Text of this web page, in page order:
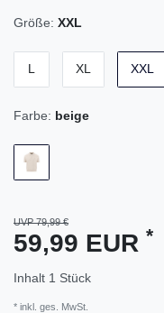
Größe: XXL
L XL XXL
Farbe: beige
UVP 79,99 €
59,99 EUR *
Inhalt 1 Stück
* inkl. ges. MwSt.